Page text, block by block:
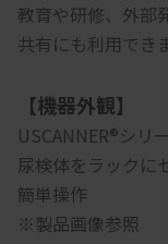
教育や研修、外部
共有にも利用でき
【機器外観】
USCANNER®シリ
尿検体をラックに
簡単操作
※製品画像参照